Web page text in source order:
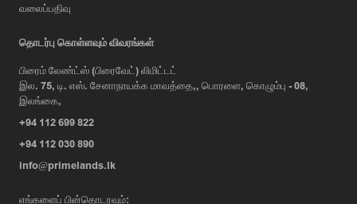
வலைப்பதிவு
தொடர்பு கொள்ளவும் விவரங்கள்
பிரைம் லேண்ட்ஸ் (பிரைவேட்) லிமிட்டட்
இல. 75, டி. எஸ். சேனாநாயக்க மாவத்தை,, பொரளை, கொழும்பு - 08,
இலங்கை,
+94 112 699 822
+94 112 030 890
info@primelands.lk
எங்களைப் பின்தொடரவும்: